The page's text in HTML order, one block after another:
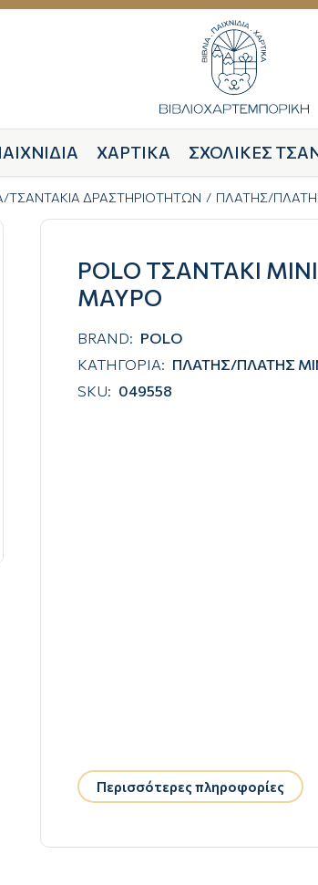
ΧΑΡΤΙΚΑ ΣΧΟΛΙΚΕΣ
ΤΣΑΝΤΑΚΙΑ ΔΡΑΣΤΗΡΙΟΤΗΤΩΝ ΠΛΑΤΗΣ/
POLO ΤΣΑΝΤΑΚΙ MINI
ΜΑΥΡΟ
BRAND: POLO
ΚΑΤΗΓΟΡΙΑ: ΠΛΑΤΗΣ/ΠΛΑΤΗΣ
SKU: 049558
Περισσότερες πληροφορίες